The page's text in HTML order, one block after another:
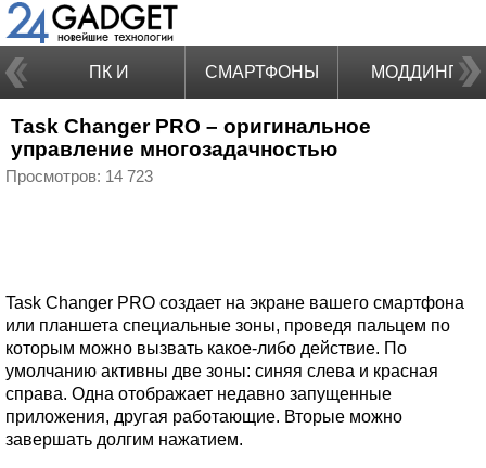
ПК И
НОУТБУКИ
СМАРТФОНЫ МОДДИНГ
Task Changer PRO – оригинальное
управление многозадачностью
Просмотров: 14 723
Task Changer PRO создает на экране вашего смартфона
или планшета специальные зоны, проведя пальцем по
которым можно вызвать какое-либо действие. По
умолчанию активны две зоны: синяя слева и красная
справа. Одна отображает недавно запущенные
приложения, другая работающие. Вторые можно
завершать долгим нажатием.